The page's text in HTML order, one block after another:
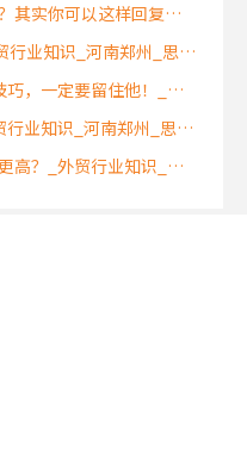
老外一说价格太高就不知所措了？其实你可以这样回复！_外贸行业知识_河南郑州_思亿欧外贸快车
26个外贸坏账风险信号预警_外贸行业知识_河南郑州_思亿欧外贸快车
如果你的外贸业务员懂得这3项技巧，一定要留住他！_外贸行业知识_河南郑州_思亿欧外贸快车
制作报价单几大注意事项！_外贸行业知识_河南郑州_思亿欧外贸快车
如何让客户接受你的价格比别人更高？_外贸行业知识_河南郑州_思亿欧外贸快车